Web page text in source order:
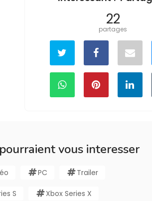
22
partages
vous interesser
PC Trailer
S Xbox Series X